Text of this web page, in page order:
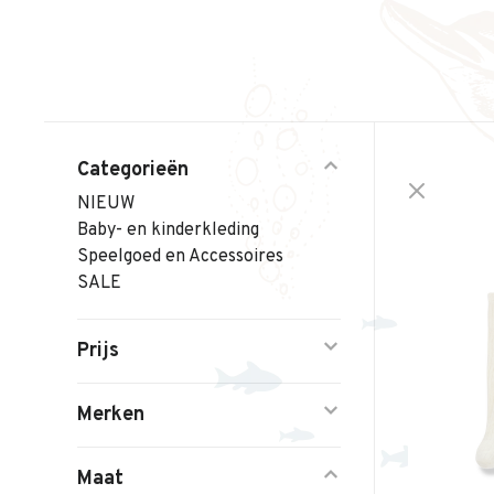
Categorieën
NIEUW
Baby- en kinderkleding
Speelgoed en Accessoires
SALE
Prijs
Merken
Maat